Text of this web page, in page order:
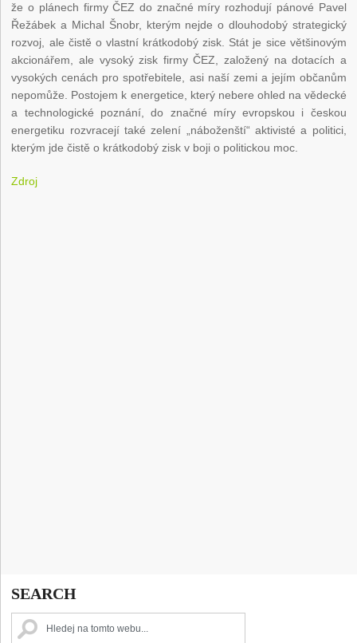
že o plánech firmy ČEZ do značné míry rozhodují pánové Pavel
Řežábek a Michal Šnobr, kterým nejde o dlouhodobý strategický
rozvoj, ale čistě o vlastní krátkodobý zisk. Stát je sice většinovým
akcionářem, ale vysoký zisk firmy ČEZ, založený na dotacích a
vysokých cenách pro spotřebitele, asi naší zemi a jejím občanům
nepomůže. Postojem k energetice, který nebere ohled na vědecké
a technologické poznání, do značné míry evropskou i českou
energetiku rozvracejí také zelení „náboženští“ aktivisté a politici,
kterým jde čistě o krátkodobý zisk v boji o politickou moc.
Zdroj
SEARCH